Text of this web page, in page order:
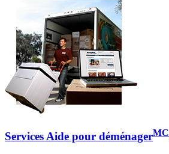
Services Aide pour déménagerMC